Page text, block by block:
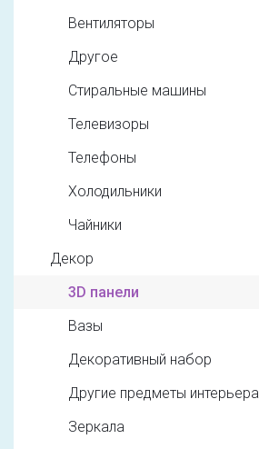
Вентиляторы
Другое
Стиральные машины
Телевизоры
Телефоны
Холодильники
Чайники
Декор
3D панели
Вазы
Декоративный набор
Другие предметы интерьера
Зеркала